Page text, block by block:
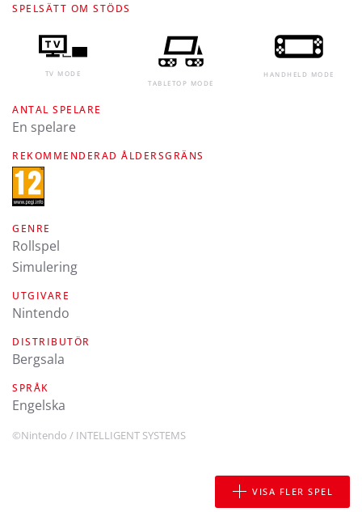
SPELSÄTT OM STÖDS
TV MODE
TABLETOP MODE
HANDHELD MODE
ANTAL SPELARE
En spelare
REKOMMENDERAD ÅLDERSGRÄNS
GENRE
Rollspel
Simulering
UTGIVARE
Nintendo
DISTRIBUTÖR
Bergsala
SPRÅK
engelska
©Nintendo / INTELLIGENT SYSTEMS
VISA FLER SPEL